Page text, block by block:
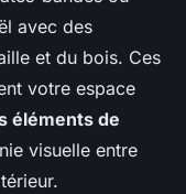
avec des
et du bois. Ces
votre espace
éléments de
visuelle entre